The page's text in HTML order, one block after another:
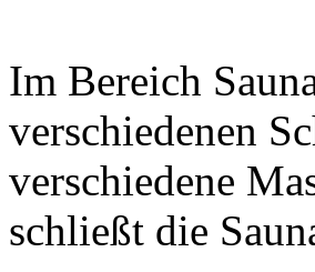
Im Bereich
verschiedenen
verschiedene
schließt die